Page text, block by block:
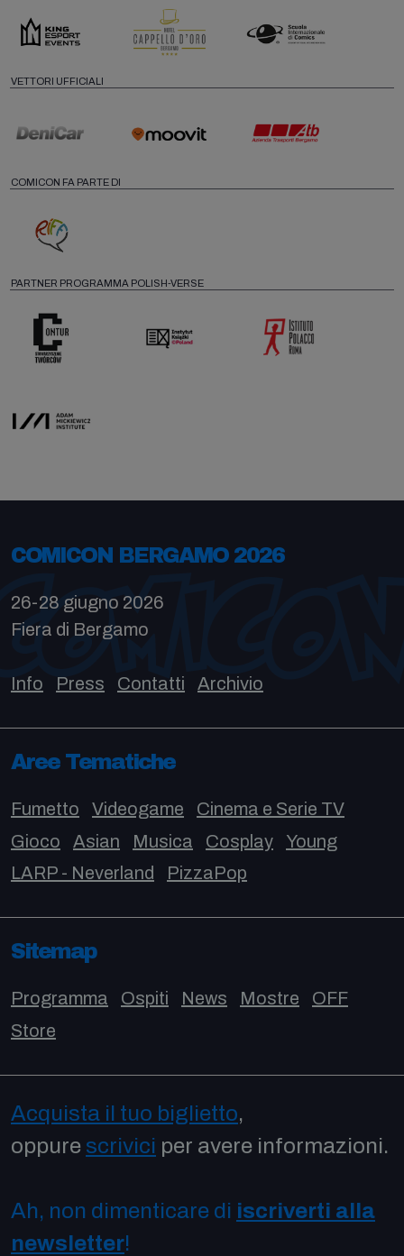
VETTORI UFFICIALI
COMICON FA PARTE DI
PARTNER PROGRAMMA POLISH-VERSE
COMICON BERGAMO 2026
26-28 giugno 2026
Fiera di Bergamo
Info Press Contatti Archivio
Aree Tematiche
Fumetto Videogame
Cinema e Serie TV
Gioco
Asian Musica Cosplay
Young
LARP - Neverland
PizzaPop
Sitemap
Programma Ospiti News Mostre
OFF
Store
Acquista il tuo biglietto,
oppure scrivici per avere informazioni.
Ah, non dimenticare di iscriverti alla
newsletter!